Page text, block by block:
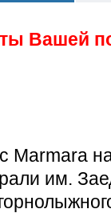
Вашей
Marmara
им.